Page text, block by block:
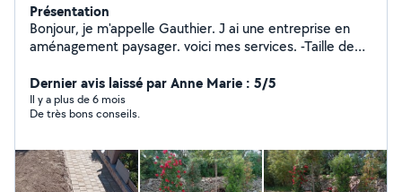
Présentation
Bonjour, je m'appelle Gauthier. J ai une entreprise en
aménagement paysager. voici mes services. -Taille de
N'hésitez pas à m'envoyer vos coordonnées par
message si vous essayez de me joindre.
Dernier avis laissé par Anne Marie : 5/5
Il y a plus de 6 mois
De très bons conseils.